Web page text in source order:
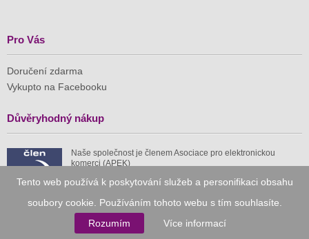
Tento web používá k poskytování služeb a personifikaci obsahu
soubory cookie. Používáním tohoto webu s tím souhlasíte.
Rozumím
Více informací
Pro Vás
Doručení zdarma
Vykupto na Facebooku
Důvěryhodný nákup
Naše společnost je členem Asociace pro elektronickou
komerci (APEK)